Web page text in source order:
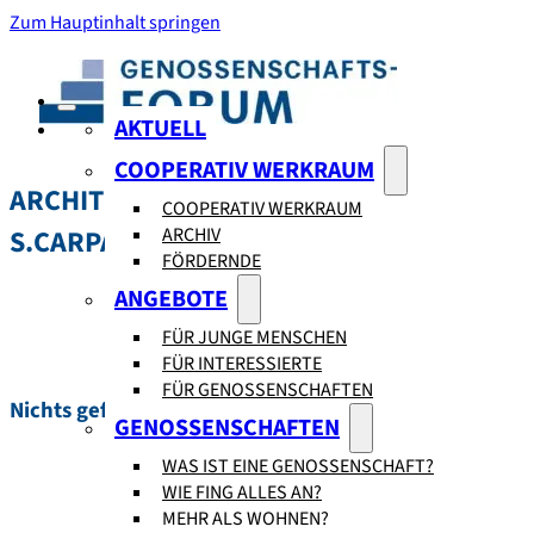
Zum Hauptinhalt springen
AKTUELL
COOPERATIV WERKRAUM
COOPERATIV WERKRAUM
ARCHIV
FÖRDERNDE
ANGEBOTE
FÜR JUNGE MENSCHEN
FÜR INTERESSIERTE
FÜR GENOSSENSCHAFTEN
GENOSSENSCHAFTEN
WAS IST EINE GENOSSENSCHAFT?
WIE FING ALLES AN?
MEHR ALS WOHNEN?
ARCHITEKTURSCHAFFENDE:
S.CARPANETO ARCHITEKTEN
Nichts gefunden.